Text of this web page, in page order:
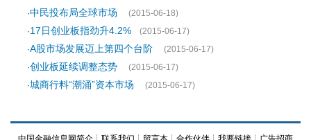
·中民投布局全球市场
(2015-06-18)
·17日创业板指劲升4.2%
(2015-06-17)
·A股市场发展迈上第四个台阶
(2015-06-17)
·创业板延续调整态势
(2015-06-17)
·城商行料“潮涌”资本市场 (2015-06-17)